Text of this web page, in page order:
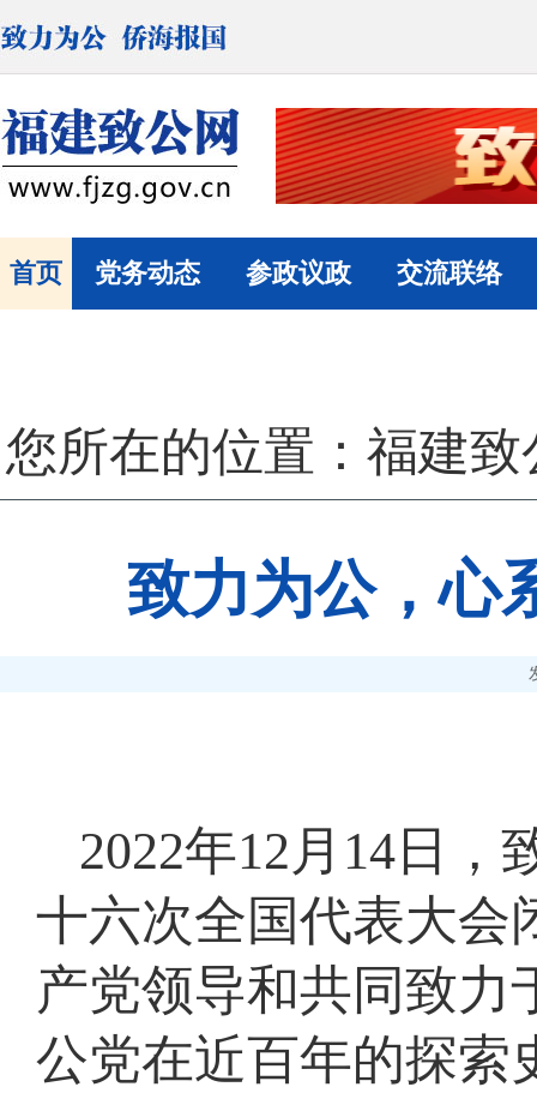
首页 党务动态 参政议政 交流联络
您所在的位置： 福建致
致力为公，心
2022年12月14日
十六次全国代表大会
产党领导和共同致力
公党在近百年的探索